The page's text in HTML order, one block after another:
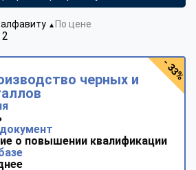
алфавиту ▼ По цене
черных и
о повышении квалификации
- 33%